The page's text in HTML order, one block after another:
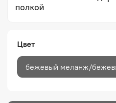
полкой
Цвет
бежевый меланж/